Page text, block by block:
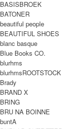
SHOES ALL ITEM
GOODS
GOODS ALL ITEM
BASISBROEK
BATONER
beautiful people
BEAUTIFUL SHOES
blanc basque
Blue Books CO.
blurhms
blurhmsROOTSTOCK
Brady
BRAND X
BRING
BRU NA BOINNE
buntA